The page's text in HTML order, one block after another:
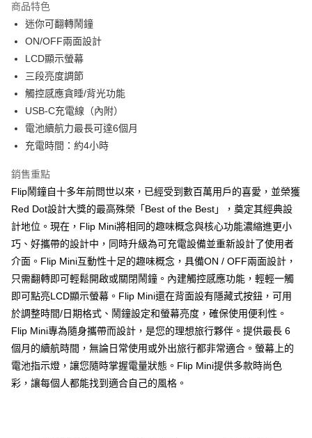
合作金庫商業銀行
華南商業銀行
上海商業儲蓄銀行
國泰世華商業銀行
臺灣中小企業銀行
匯豐（台灣）商業銀行
聯邦商業銀行
元大商業銀行
玉山商業銀行
台新國際商業銀行
6 期 0 利率 每期
華南商業銀行
上海商業儲蓄銀行
國泰世華商業銀行
臺灣中小企業銀行
匯豐（台灣）商業銀行
聯邦商業銀行
元大商業銀行
玉山商業銀行
台灣樂天信用卡公司
LINE Pay
Apple Pay
ATM付款
運送方式
付款後全家取貨
付款後7-11取貨
每筆NT$80，滿NT$1,000(含以上)免運費
每筆NT$120，滿NT$1,000(含以上)免運費
黑貓宅配(離島)
每筆NT$250，滿NT$2,000(含以上)免運費
付款後門市自取
每筆NT$120，滿NT$1,000(含以上)免運費
商品特色
迷你可翻轉鬧鐘
ON/OFF兩面設計
LCD顯示螢幕
三段亮度調節
觸控感應貪睡/背光功能
USB-C充電線（內附）
電池續航力最長可達6個月
充電時間：約4小時
銷售重點
Flip鬧鐘自十多年前問世以來，已經受到數百萬用戶的喜愛，並榮獲
Red Dot設計大獎的最高殊榮「Best of the Best」，奠定其經典設
計地位。現在，Flip Mini將相同的趣味概念與核心功能濃縮進更小
巧、好攜帶的設計中，同時升級為可充電設備並重新設計了使用者
介面。Flip Mini互動性十足的趣味概念，具備ON / OFF兩面設計，
只需翻轉即可輕鬆開啟或關閉鬧鐘。內建觸控感應功能，輕輕一觸
即可點亮LCD顯示螢幕。Flip Mini還在背面設有隱藏式按鈕，可用
於調整時間/日期格式、鬧鐘設定和螢幕亮度，確保使用便利性。
Flip Mini專為隨身攜帶而設計，是您的理想旅行夥伴。提供最長 6
個月的續航時間，無論日常使用或外出旅行都非常適合。螢幕上的
電池指示燈，讓您隨時掌握電量狀態。Flip Mini提供多款時尚色
彩，讓每個人都能找到適合自己的風格。